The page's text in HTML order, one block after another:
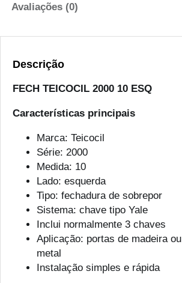
e
Avaliações (0)
Descrição
FECH TEICOCIL 2000 10 ESQ
Características principais
Marca: Teicocil
Série: 2000
Medida: 10
Lado: esquerda
Tipo: fechadura de sobrepor
Sistema: chave tipo Yale
Inclui normalmente 3 chaves
Aplicação: portas de madeira ou
metal
Instalação simples e rápida